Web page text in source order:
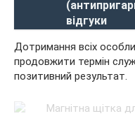
відгуки
Дотримання всіх
продовжити термін
позитивний результат.